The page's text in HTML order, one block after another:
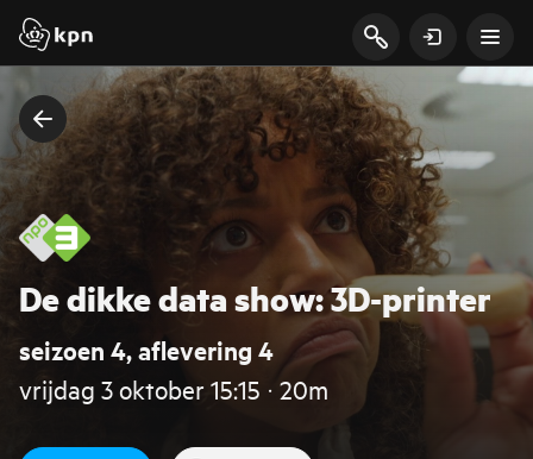
De dikke data show: 3D-printer
seizoen 4, aflevering 4
vrijdag 3 oktober 15:15 ‧ 20m